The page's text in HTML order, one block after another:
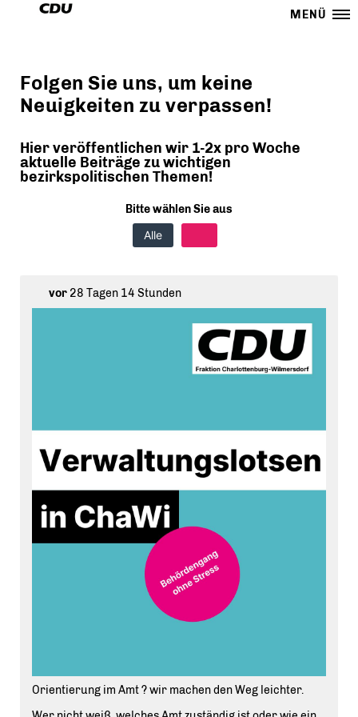
MENÜ
Folgen Sie uns, um keine
Neuigkeiten zu verpassen!
Hier veröffentlichen wir 1-2x pro Woche
aktuelle Beiträge zu wichtigen
bezirkspolitischen Themen!
Bitte wählen Sie aus
Alle
vor28 Tagen 14 Stunden
Orientierung im Amt ? wir machen den Weg leichter.